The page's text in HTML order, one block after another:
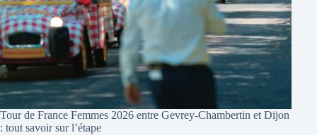
Tour de France Femmes 2026 entre Gevrey-Chambertin et Dijon
: tout savoir sur l’étape